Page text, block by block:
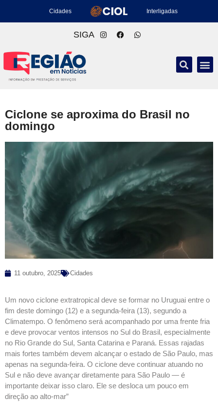
Cidades Interligadas
SIGA
Ciclone se aproxima do Brasil no
domingo
11 outubro, 2025 Cidades
Um novo ciclone extratropical deve se formar no Uruguai entre o
fim deste domingo (12) e a segunda-feira (13), segundo a
Climatempo. O fenômeno será acompanhado por uma frente fria
e deve provocar ventos intensos no Sul do Brasil, especialmente
no Rio Grande do Sul, Santa Catarina e Paraná. Essas rajadas
mais fortes também devem alcançar o estado de São Paulo, mas
apenas na segunda-feira. O ciclone deve continuar atuando no
Sul e não deve avançar diretamente para São Paulo — é
importante deixar isso claro. Ele se desloca um pouco em
direção ao alto-mar”